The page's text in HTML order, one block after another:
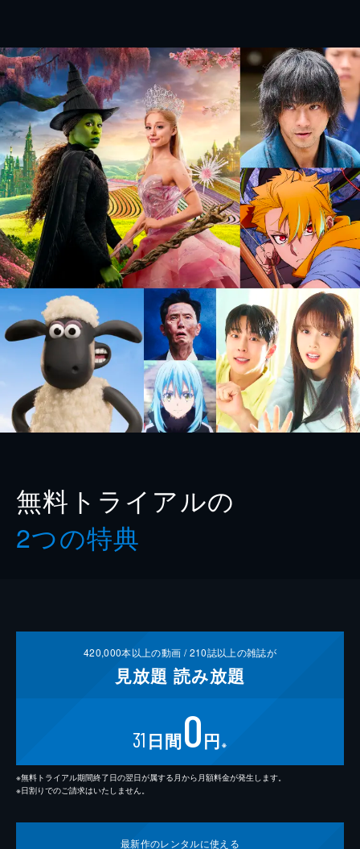
無料トライアルの
2つの特典
420,000本以上の動画 /210誌以上の雑誌が
見放題 読み放題
31 日間0円 ※
※無料トライアル期間終了日の翌日が属する月から月額料金が発生します。
※日割りでのご請求はいたしません。
最新作のレンタルに使える